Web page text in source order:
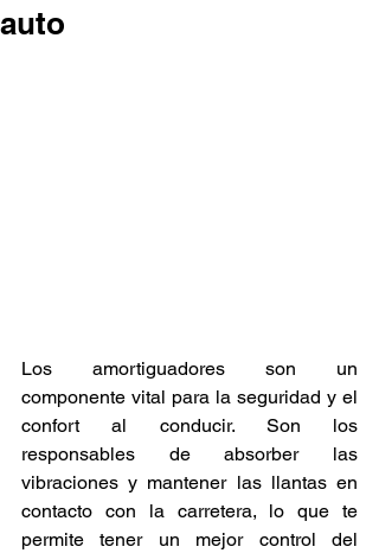
auto
Los amortiguadores son un
componente vital para la seguridad y el
confort al conducir. Son los
responsables de absorber las
vibraciones y mantener las llantas en
contacto con la carretera, lo que te
permite tener un mejor control del